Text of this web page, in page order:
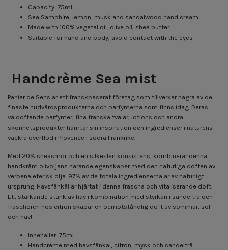
Capacity: 75ml
Sea Samphire, lemon, musk and sandalwood hand cream
Made with 100% vegetal oil; olive oil, shea butter
Suitable for hand and body, avoid contact with the eyes
Handcrème Sea mist
Panier de Sens är ett franskbaserat företag som tillverkar några av de
finaste hudvårdsprodukterna och parfymerna som finns idag. Deras
väldoftande parfymer, fina franska tvålar, lotions och andra
skönhetsprodukter hämtar sin inspiration och ingredienser i naturens
vackra överflöd i Provence i södra Frankrike.
Med 20% sheasmör och en silkeslen konsistens, kombinerar denna
handkräm olivoljans närande egenskaper med den naturliga doften av
verbena eterisk olja. 97% av de totala ingredienserna är av naturligt
ursprung. Havsfänkål är hjärtat i denna fräscha och vitaliserande doft.
Ett stärkande stänk av hav i kombination med styrkan i sandelträ och
fräschören hos citron skapar en oemotståndlig doft av sommar, sol
och hav!
Innehåller: 75ml
Handcrème med havsfänkål, citron, mysk och sandelträ